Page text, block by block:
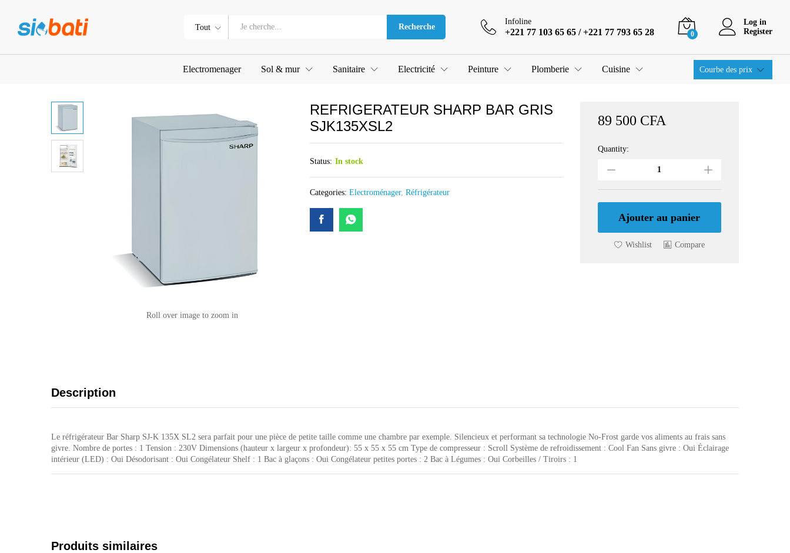
Tout Recherche
Infoline
+221 77 103 65 65 / +221 77 793 65 28 0
Log in
Register
Electromenager Sol & mur Sanitaire Electricité Peinture Plomberie Cuisine Courbe des prix
Roll over image to zoom in
REFRIGERATEUR SHARP BAR GRIS
SJK135XSL2
Status: In stock
Categories: Electroménager, Réfrigérateur
89 500 CFA
REFRIGERATEUR
GRIS
SJK135XSL2
quantity
Quantity:
Ajouter au panier
Wishlist Compare
Description
Le réfrigérateur Bar Sharp SJ-K 135X SL2 sera parfait pour une pièce de petite taille comme une chambre par exemple. Silencieux et performant sa technologie No-Frost garde vos aliments au frais sans
givre. Nombre de portes : 1 Tension : 230V Dimensions (hauteur x largeur x profondeur): 55 x 55 x 55 cm Type de compresseur : Scroll Système de refroidissement : Cool Fan Sans givre : Oui Éclairage
intérieur (LED) : Oui Désodorisant : Oui Congélateur Shelf : 1 Bac à glaçons : Oui Congélateur petites portes : 2 Bac à Légumes : Oui Corbeilles / Tiroirs : 1
Produits similaires